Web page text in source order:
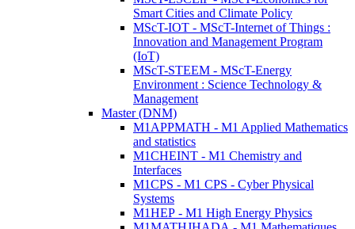
Smart Cities and Climate Policy
MScT-IOT - MScT-Internet of Things :
Innovation and Management Program
(IoT)
MScT-STEEM - MScT-Energy
Environment : Science Technology &
Management
Master (DNM)
M1APPMATH - M1 Applied Mathematics
and statistics
M1CHEINT - M1 Chemistry and
Interfaces
M1CPS - M1 CPS - Cyber Physical
Systems
M1HEP - M1 High Energy Physics